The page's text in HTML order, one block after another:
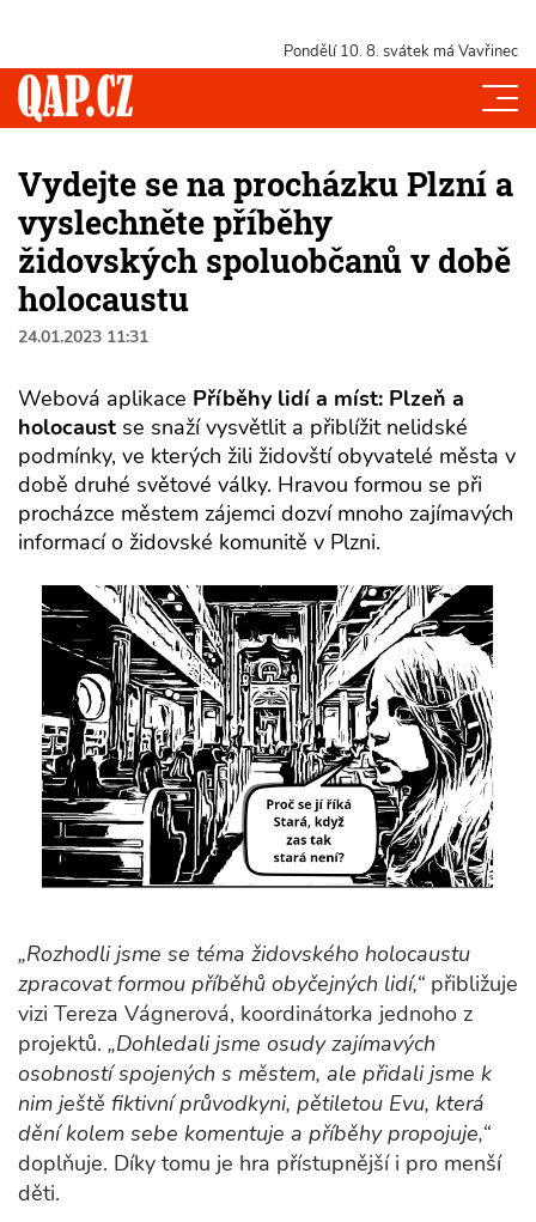
Pondělí 10. 8. svátek má Vavřinec
Vydejte se na procházku Plzní a
vyslechněte příběhy
židovských spoluobčanů v době
holocaustu
24.01.2023 11:31
Webová aplikace Příběhy lidí a míst: Plzeň a
holocaust se snaží vysvětlit a přiblížit nelidské
podmínky, ve kterých žili židovští obyvatelé města v
době druhé světové války. Hravou formou se při
procházce městem zájemci dozví mnoho zajímavých
informací o židovské komunitě v Plzni.
„Rozhodli jsme se téma židovského holocaustu
zpracovat formou příběhů obyčejných lidí,“ přibližuje
vizi Tereza Vágnerová, koordinátorka jednoho z
projektů. „Dohledali jsme osudy zajímavých
osobností spojených s městem, ale přidali jsme k
nim ještě fiktivní průvodkyni, pětiletou Evu, která
dění kolem sebe komentuje a příběhy propojuje,“
doplňuje. Díky tomu je hra přístupnější i pro menší
děti.